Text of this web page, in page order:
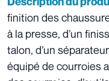
finition des
à la presse, d’un
talon, d’un
équipé de courroies